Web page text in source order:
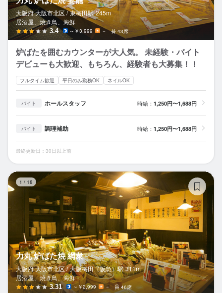
大阪府 大阪市北区 / 東梅田駅 245m
居酒屋、焼き鳥、海鮮
3.4 ～￥3,999 － 43席
炉ばたを囲むカウンターが大人気。 未経験・バイト
デビューも大歓迎、もちろん、経験者も大募集！！
フルタイム歓迎 平日のみ勤務OK ネイルOK
バイト ホールスタッフ 時給： 1,250円〜1,688円
バイト 調理補助 時給： 1,250円〜1,688円
最終更新日：30日以上前
1 / 18
力丸 炉ばた焼 網衆
大阪府 大阪市北区 / 大阪梅田（阪急）駅 311m
居酒屋、焼き鳥、海鮮
3.31 ～￥2,999 － 46席